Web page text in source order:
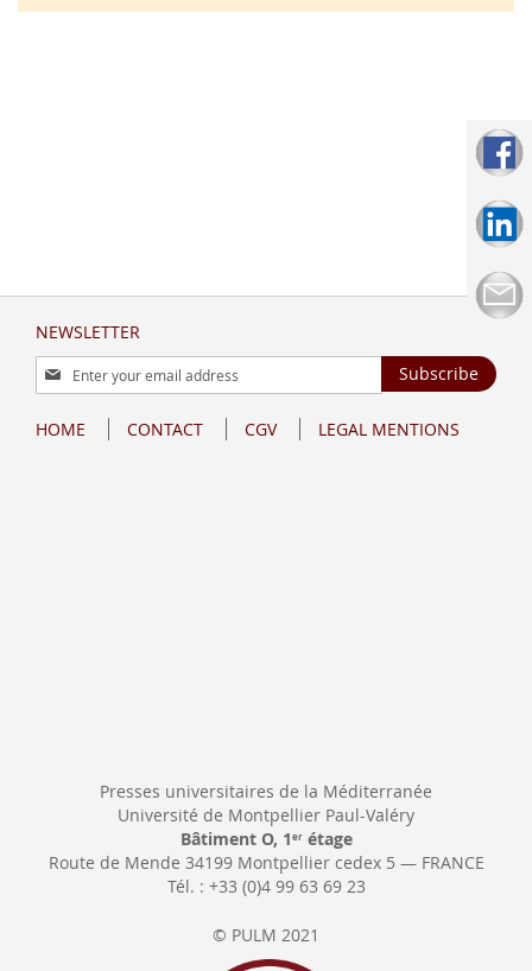
NEWSLETTER
Sign
Up
Our
Subscribe
HOME CONTACT CGV LEGAL MENTIONS
Presses universitaires de la Méditerranée
Université de Montpellier Paul-Valéry
Bâtiment O, 1 erétage
Route de Mende 34199 Montpellier cedex 5 — FRANCE
Tél. : +33 (0)4 99 63 69 23
© PULM 2021